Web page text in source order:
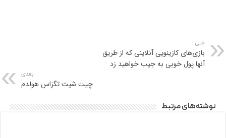
قبلی
بازی‌های کازینویی آنلاینی که از طریق
آنها پول خوبی به جیب خواهید زد
بعدی
چیت شیت تگزاس هولدم
نوشته‌های مرتبط